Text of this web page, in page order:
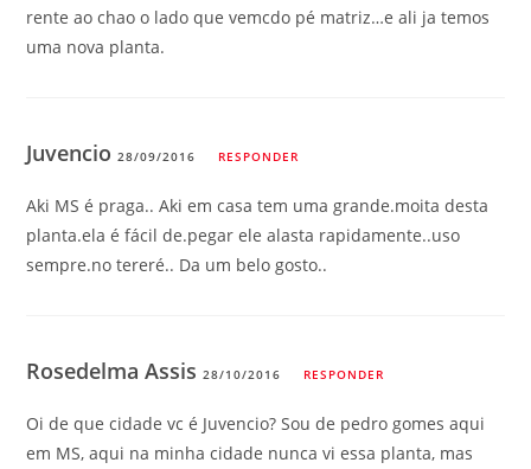
rente ao chao o lado que vemcdo pé matriz…e ali ja temos
uma nova planta.
Juvencio28/09/2016 RESPONDER
Aki MS é praga.. Aki em casa tem uma grande.moita desta
planta.ela é fácil de.pegar ele alasta rapidamente..uso
sempre.no tereré.. Da um belo gosto..
Rosedelma Assis28/10/2016 RESPONDER
Oi de que cidade vc é Juvencio? Sou de pedro gomes aqui
em MS, aqui na minha cidade nunca vi essa planta, mas